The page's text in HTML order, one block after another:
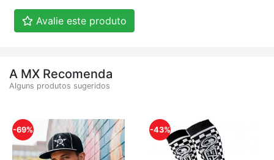
Avalie este produto
A MX Recomenda
Alguns produtos sugeridos
-69% -43%